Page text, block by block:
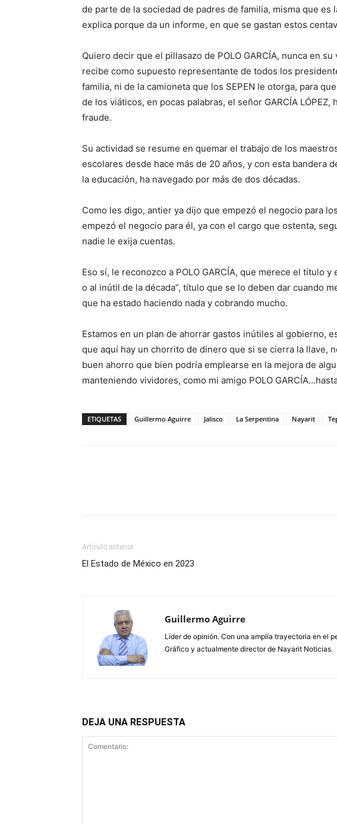
de parte de la sociedad de padres de familia, misma que es
explica porque da un informe, en que se gastan estos
Quiero decir que el pillasazo de POLO GARCÍA, nunca en
recibe como supuesto representante de todos los
familia, ni de la camioneta que los SEPEN le otorga, para
de los viáticos, en pocas palabras, el señor GARCÍA
fraude.
Su actividad se resume en quemar el trabajo de los
escolares desde hace más de 20 años, y con esta bandera
la educación, ha navegado por más de dos décadas.
Como les digo, antier ya dijo que empezó el negocio para
empezó el negocio para él, ya con el cargo que ostenta,
nadie le exija cuentas.
Eso sí, le reconozco a POLO GARCÍA, que merece el título
o al inútil de la década”, título que se lo deben dar cuando
que ha estado haciendo nada y cobrando mucho.
Estamos en un plan de ahorrar gastos inútiles al gobierno,
que aquí hay un chorrito de dinero que si se cierra la llave,
buen ahorro que bien podría emplearse en la mejora de
manteniendo vividores, como mi amigo POLO
ETIQUETAS Guillermo Aguirre Jalisco La Serpentina Nayarit
Artículo anterior
El Estado de México en 2023
Guillermo Aguirre
Líder de opinión. Con una amplía trayectoria en el
Gráfico y actualmente director de Nayarit Noticias.
DEJA UNA RESPUESTA